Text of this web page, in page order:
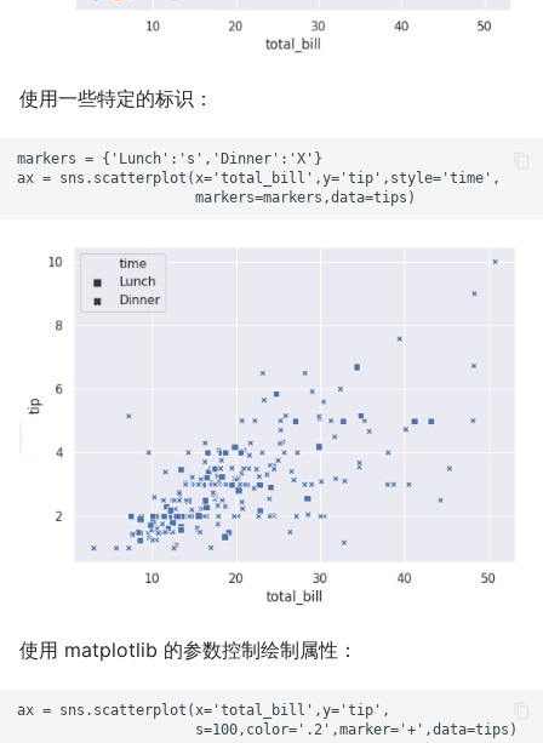
使用一些特定的标识：
markers = {'Lunch':'s','Dinner':'X'}
ax = sns.scatterplot(x='total_bill',y='tip',style='time',
使用 matplotlib 的参数控制绘制属性：
ax = sns.scatterplot(x='total_bill',y='tip',